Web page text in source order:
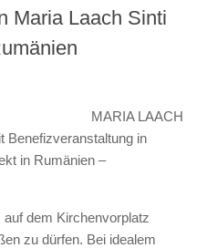
Maria Laach Sinti
MARIA LAACH
Benefizveranstaltung in
in Rumänien –
dem Kirchenvorplatz
zu dürfen. Bei idealem